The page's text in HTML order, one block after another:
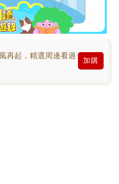
再起，精選周邊看過
加購